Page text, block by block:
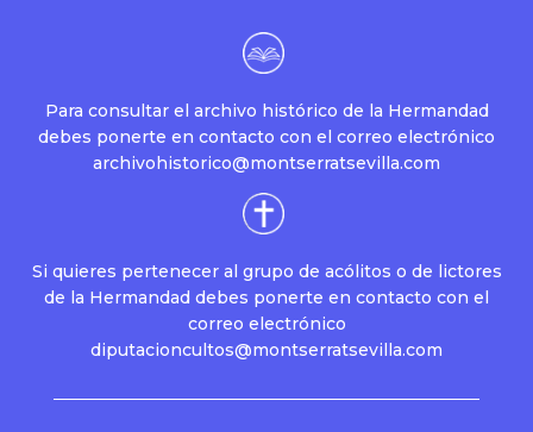
Para consultar el archivo histórico de la Hermandad
debes ponerte en contacto con el correo electrónico
archivohistorico@montserratsevilla.com
Si quieres pertenecer al grupo de acólitos o de lictores
de la Hermandad debes ponerte en contacto con el
correo electrónico
diputacioncultos@montserratsevilla.com